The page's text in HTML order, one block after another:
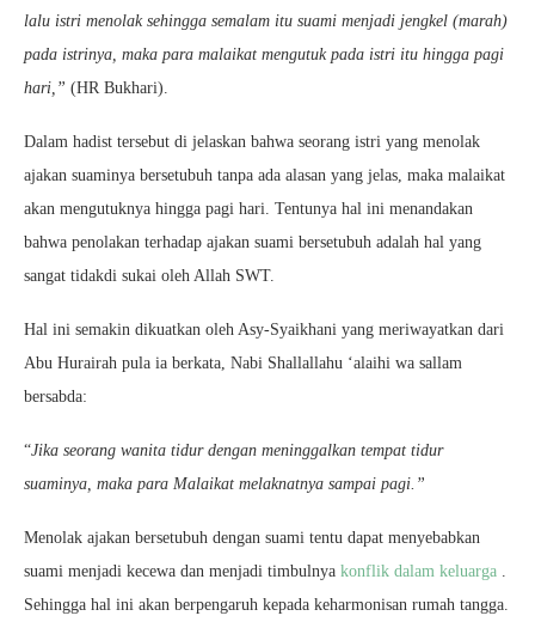
lalu istri menolak sehingga semalam itu suami menjadi jengkel (marah)
pada istrinya, maka para malaikat mengutuk pada istri itu hingga pagi
hari,” (HR Bukhari).
Dalam hadist tersebut di jelaskan bahwa seorang istri yang menolak
ajakan suaminya bersetubuh tanpa ada alasan yang jelas, maka malaikat
akan mengutuknya hingga pagi hari. Tentunya hal ini menandakan
bahwa penolakan terhadap ajakan suami bersetubuh adalah hal yang
sangat tidakdi sukai oleh Allah SWT.
Hal ini semakin dikuatkan oleh Asy-Syaikhani yang meriwayatkan dari
Abu Hurairah pula ia berkata, Nabi Shallallahu ‘alaihi wa sallam
bersabda:
“Jika seorang wanita tidur dengan meninggalkan tempat tidur
suaminya, maka para Malaikat melaknatnya sampai pagi.”
Menolak ajakan bersetubuh dengan suami tentu dapat menyebabkan
suami menjadi kecewa dan menjadi timbulnya konflik dalam keluarga .
Sehingga hal ini akan berpengaruh kepada keharmonisan rumah tangga.